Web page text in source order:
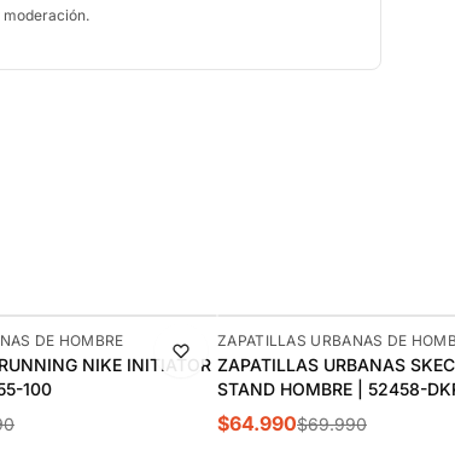
moderación.
DE HOMBRE
NIKE INITIATOR
100
-7%
ZAPATILLAS URBANAS DE
ZAPATILLAS URBANAS
STAND HOMBRE | 52458-
$64.990$69.990